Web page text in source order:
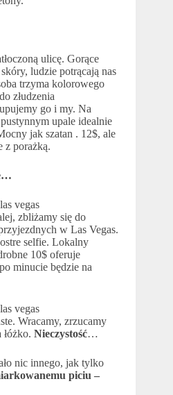
ulicę. Gorące
ludzie potrącają nas
trzyma kolorowego
złudzenia
go i my. Na
upale idealnie
jak szatan . 12$, ale
z porażką.
zbliżamy się do
w Las Vegas.
selfie. Lokalny
10$ oferuje
minucie będzie na
Wracamy, zrzucamy
łóżko. Nieczystość…
nic innego, jak tylko
piciu –